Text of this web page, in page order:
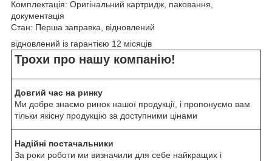
Комплектація: Оригінальний картридж, паковання,
документація
Стан: Перша заправка, відновлений
відновлений із гарантією 12 місяців
Трохи про нашу компанію!
Довгий час на ринку
Ми добре знаємо ринок нашої продукції, і пропонуємо вам
тільки якісну продукцію за доступними цінами
Надійні постачальники
За роки роботи ми визначили для себе найкращих і